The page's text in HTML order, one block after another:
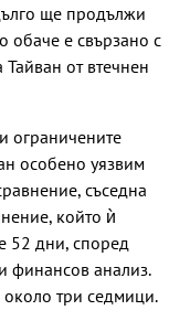
ще продължи
обаче е свързано с
от втечнен
ограничените
особено уязвим
съседна
който ѝ
52 дни, според
финансов анализ.
около три седмици.